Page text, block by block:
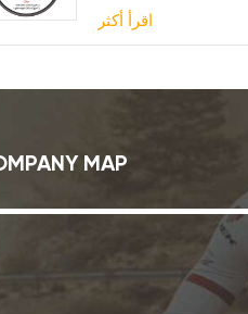
هو ليس حواف كربون لـ
XC
اقرأ أكثر
MAP